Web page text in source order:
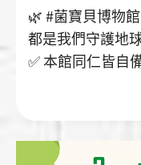
🌿 #菌寶貝博物
都是我們守護地
✅ 本館同仁皆自